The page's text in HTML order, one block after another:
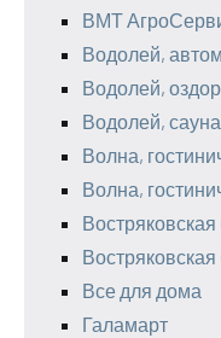
ВМТ
Водолей,
Водолей,
Водолей, сауна
Волна,
Волна,
Востряковская
Востряковская
Все для дома
Галамарт